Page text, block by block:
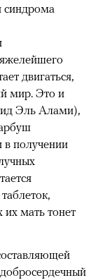
синдрома
двигаться,
мир. Это и
Эль Алами),
в получении
их мать тонет